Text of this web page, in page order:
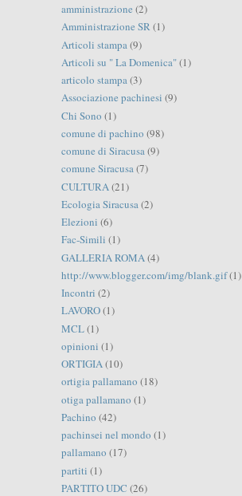
amministrazione (2)
Amministrazione SR(1)
Articoli stampa(9)
Articoli su " La Domenica"(1)
articolo stampa(3)
Associazione pachinesi (9)
Chi Sono (1)
comune di pachino (98)
comune di Siracusa(9)
comune Siracusa(7)
CULTURA(21)
Ecologia Siracusa(2)
Elezioni (6)
Fac-Simili (1)
GALLERIA ROMA(4)
http://www.blogger.com/img/blank.gif(1)
Incontri (2)
LAVORO(1)
MCL(1)
opinioni (1)
ORTIGIA(10)
ortigia pallamano (18)
otiga pallamano (1)
Pachino (42)
pachinsei nel mondo (1)
pallamano (17)
partiti (1)
PARTITO UDC (26)